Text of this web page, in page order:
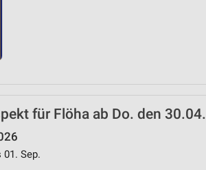
für Flöha ab Do. den 30.04.
01. Sep.